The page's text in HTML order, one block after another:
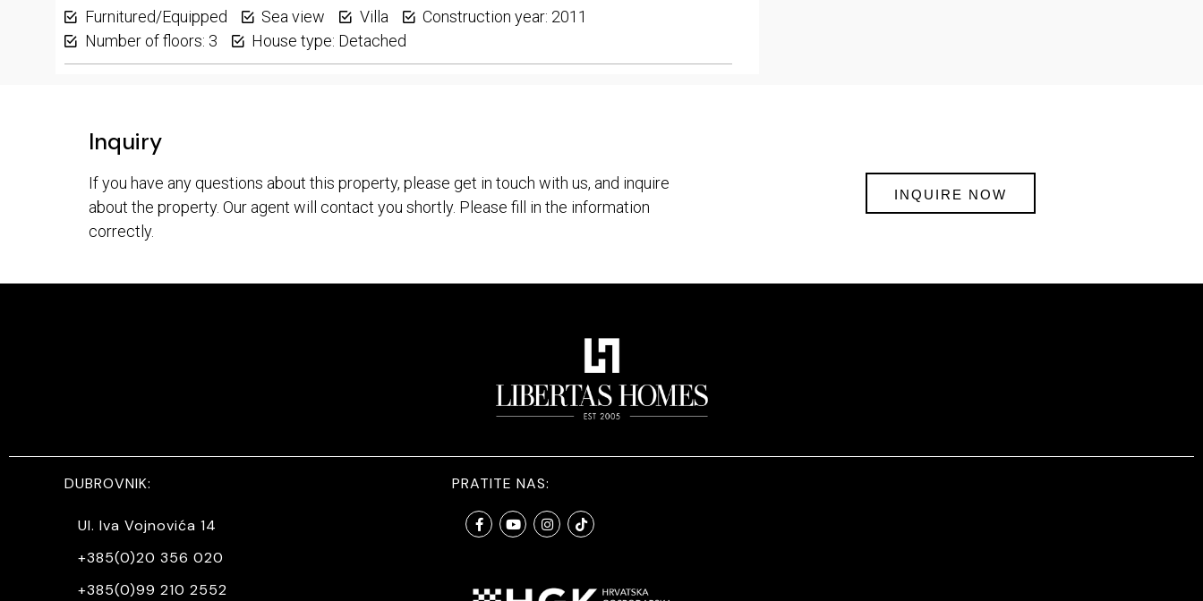
Furnitured/Equipped Sea view Villa
Construction year: 2011
Number of floors: 3
House type: Detached
Inquiry
If you have any questions about this property, please get in touch with us, and inquire
about the property. Our agent will contact you shortly. Please fill in the information
correctly.
INQUIRE NOW
DUBROVNIK:
Ul. Iva Vojnovića 14
+385(0)20 356 020
+385(0)99 210 2552
PRATITE NAS: